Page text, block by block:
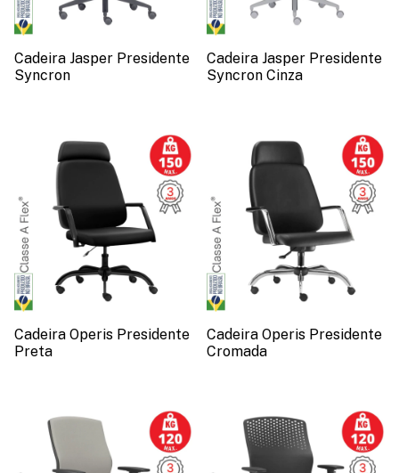
Cadeira Jasper Presidente
Syncron
Cadeira Jasper Presidente
Syncron Cinza
Cadeira Operis Presidente
Preta
Cadeira Operis Presidente
Cromada